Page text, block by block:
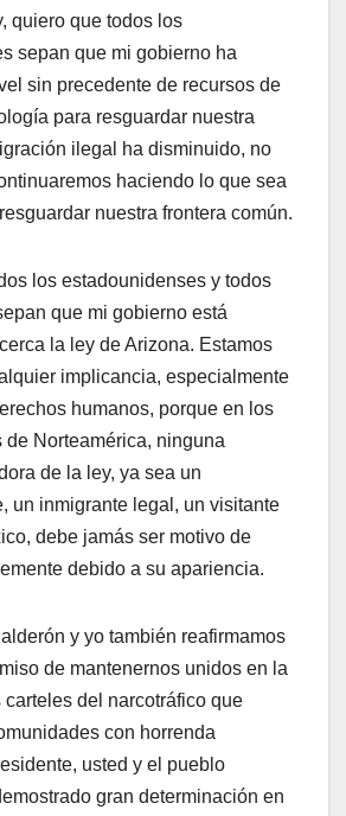
quiero que todos los
sepan que mi gobierno ha
sin precedente de recursos de
para resguardar nuestra
ilegal ha disminuido, no
haciendo lo que sea
nuestra frontera común.
los estadounidenses y todos
que mi gobierno está
la ley de Arizona. Estamos
implicancia, especialmente
humanos, porque en los
de Norteamérica, ninguna
de la ley, ya sea un
un inmigrante legal, un visitante
debe jamás ser motivo de
debido a su apariencia.
y yo también reafirmamos
de mantenernos unidos en la
carteles del narcotráfico que
con horrenda
usted y el pueblo
gran determinación en